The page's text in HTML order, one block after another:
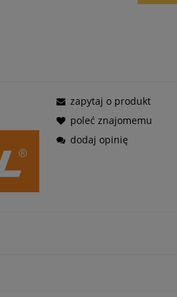
zapytaj o produkt
poleć znajomemu
dodaj opinię